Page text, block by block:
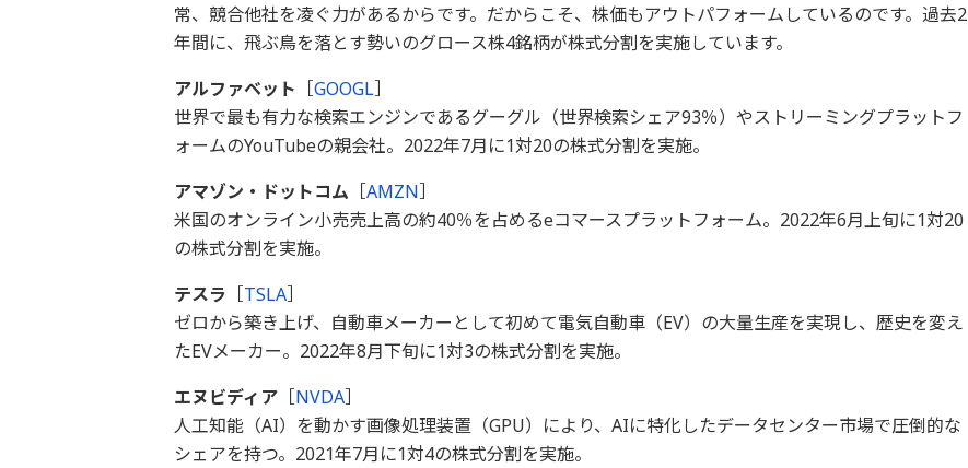
常、競合他社を凌ぐ力があるからです。だからこそ、株価もアウトパフォームしているのです。過去2
年間に、飛ぶ鳥を落とす勢いのグロース株4銘柄が株式分割を実施しています。
アルファベット ［GOOGL］
世界で最も有力な検索エンジンであるグーグル（世界検索シェア93％）やストリーミングプラットフ
ォームのYouTubeの親会社。2022年7月に1対20の株式分割を実施。
アマゾン・ドットコム ［AMZN］
米国のオンライン小売売上高の約40％を占めるeコマースプラットフォーム。2022年6月上旬に1対20
の株式分割を実施。
テスラ ［TSLA］
ゼロから築き上げ、自動車メーカーとして初めて電気自動車（EV）の大量生産を実現し、歴史を変え
たEVメーカー。2022年8月下旬に1対3の株式分割を実施。
エヌビディア［NVDA］
人工知能（AI）を動かす画像処理装置（GPU）により、AIに特化したデータセンター市場で圧倒的な
シェアを持つ。2021年7月に1対4の株式分割を実施。